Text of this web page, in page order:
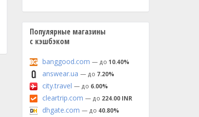
Популярные магазины
с кэшбэком
banggood.com — до 10.40%
answear.ua — до 7.20%
city.travel — до 6.00%
cleartrip.com — до 224.00 INR
dhgate.com — до 40.80%